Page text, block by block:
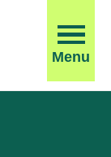
la
Menu